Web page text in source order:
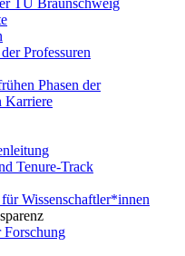
TU Braunschweig
Professuren
Phasen der
Karriere
Tenure-Track
Wissenschaftler*innen
Forschung